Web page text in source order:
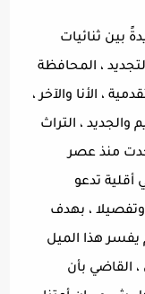
بين ثنائيات
، المحافظة
، الأنا والآخر ،
والجديد ، التراث
منذ عصر
أقلية تدعو
وتفصيلا ، بهدف
هذا الميل
، القاضي بأن